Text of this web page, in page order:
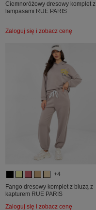
Ciemnoróżowy dresowy komplet z
lampasami RUE PARIS
Zaloguj się i zobacz cenę
+4
Fango dresowy komplet z bluzą z
kapturem RUE PARIS
Zaloguj się i zobacz cenę